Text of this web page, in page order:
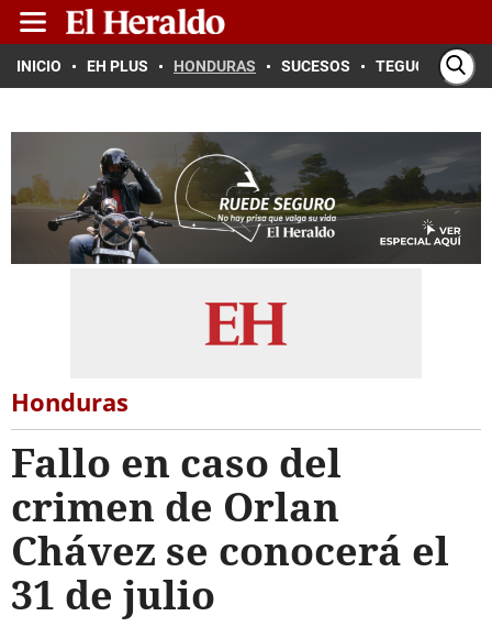
INICIO EH PLUS HONDURAS SUCESOS TEGUCIGALPA
Honduras
Fallo en caso del
crimen de Orlan
Chávez se conocerá el
31 de julio